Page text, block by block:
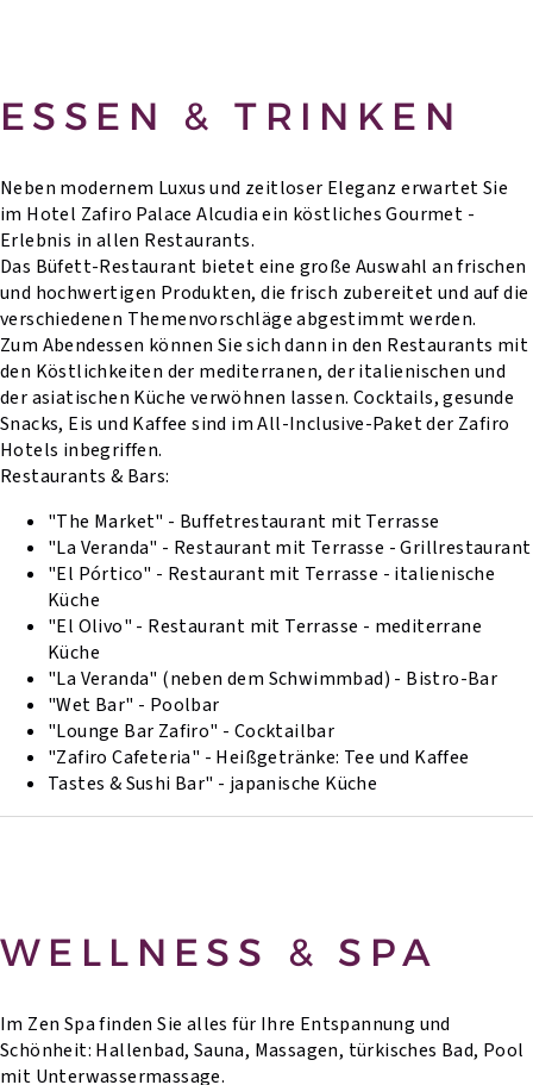
ESSEN & TRINKEN
Neben modernem Luxus und zeitloser Eleganz erwartet Sie
im Hotel Zafiro Palace Alcudia ein köstliches Gourmet -
Erlebnis in allen Restaurants.
Das Büfett-Restaurant bietet eine große Auswahl an frischen
und hochwertigen Produkten, die frisch zubereitet und auf die
verschiedenen Themenvorschläge abgestimmt werden.
Zum Abendessen können Sie sich dann in den Restaurants mit
den Köstlichkeiten der mediterranen, der italienischen und
der asiatischen Küche verwöhnen lassen. Cocktails, gesunde
Snacks, Eis und Kaffee sind im All-Inclusive-Paket der Zafiro
Hotels inbegriffen.
Restaurants & Bars:
"The Market" - Buffetrestaurant mit Terrasse
"La Veranda" - Restaurant mit Terrasse - Grillrestaurant
"El Pórtico" - Restaurant mit Terrasse - italienische
Küche
"El Olivo" - Restaurant mit Terrasse - mediterrane
Küche
"La Veranda" (neben dem Schwimmbad) - Bistro-Bar
"Wet Bar" - Poolbar
"Lounge Bar Zafiro" - Cocktailbar
"Zafiro Cafeteria" - Heißgetränke: Tee und Kaffee
Tastes & Sushi Bar" - japanische Küche
WELLNESS & SPA
Im Zen Spa finden Sie alles für Ihre Entspannung und
Schönheit: Hallenbad, Sauna, Massagen, türkisches Bad, Pool
mit Unterwassermassage.